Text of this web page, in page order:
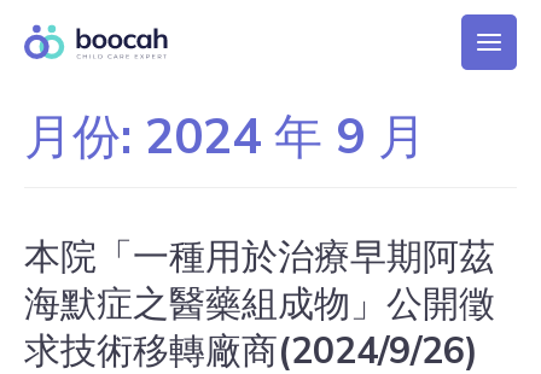
月份: 2024 年 9 月
本院「一種用於治療早期阿茲
海默症之醫藥組成物」公開徵
求技術移轉廠商(2024/9/26)